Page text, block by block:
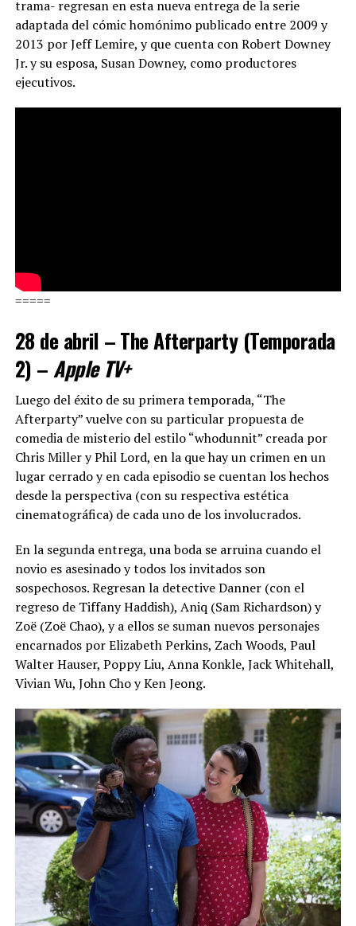
trama- regresan en esta nueva entrega de la serie
adaptada del cómic homónimo publicado entre 2009 y
2013 por Jeff Lemire, y que cuenta con Robert Downey
Jr. y su esposa, Susan Downey, como productores
ejecutivos.
=====
28 de abril – The Afterparty (Temporada
2) – Apple TV+
Luego del éxito de su primera temporada, “The
Afterparty” vuelve con su particular propuesta de
comedia de misterio del estilo “whodunnit” creada por
Chris Miller y Phil Lord, en la que hay un crimen en un
lugar cerrado y en cada episodio se cuentan los hechos
desde la perspectiva (con su respectiva estética
cinematográfica) de cada uno de los involucrados.
En la segunda entrega, una boda se arruina cuando el
novio es asesinado y todos los invitados son
sospechosos. Regresan la detective Danner (con el
regreso de Tiffany Haddish), Aniq (Sam Richardson) y
Zoë (Zoë Chao), y a ellos se suman nuevos personajes
encarnados por Elizabeth Perkins, Zach Woods, Paul
Walter Hauser, Poppy Liu, Anna Konkle, Jack Whitehall,
Vivian Wu, John Cho y Ken Jeong.